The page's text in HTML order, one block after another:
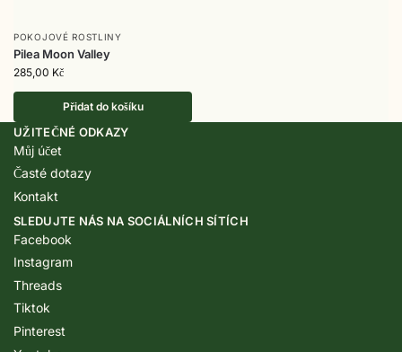
POKOJOVÉ ROSTLINY
Pilea Moon Valley
285,00 Kč
Přidat do košíku
UŽITEČNÉ ODKAZY
Můj účet
Časté dotazy
Kontakt
SLEDUJTE NÁS NA SOCIÁLNÍCH SÍTÍCH
Facebook
Instagram
Threads
Tiktok
Pinterest